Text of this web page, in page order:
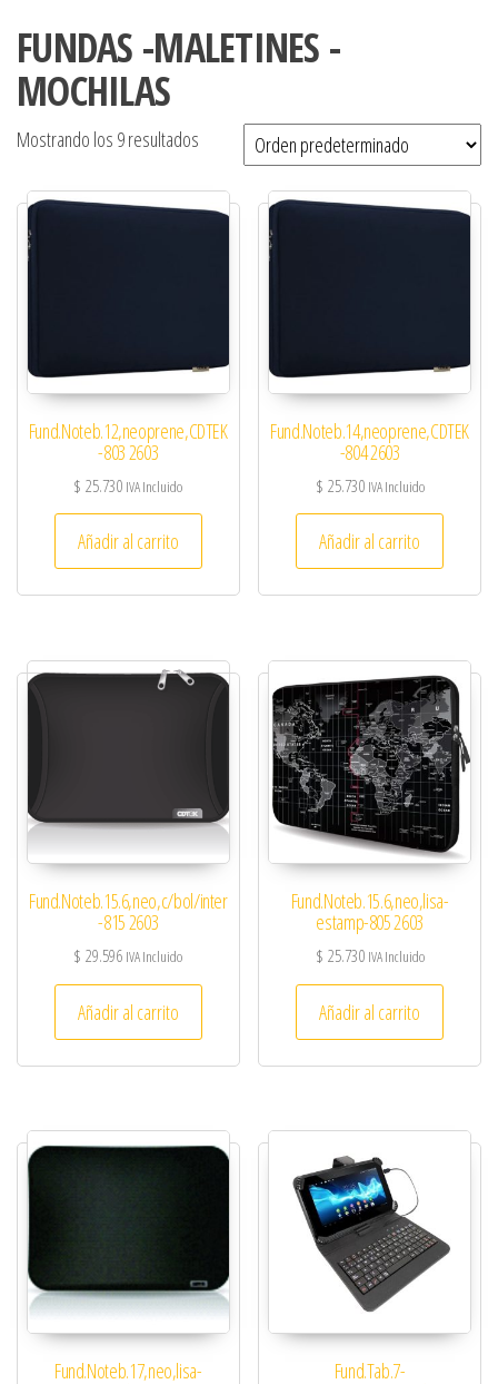
FUNDAS -MALETINES -
MOCHILAS
Mostrando los 9 resultados
Fund.Noteb.12,neoprene,CDTEK
-803 2603
$ 25.730 IVA Incluido
Añadir al carrito
Fund.Noteb.14,neoprene,CDTEK
-804 2603
$ 25.730 IVA Incluido
Añadir al carrito
Fund.Noteb.15.6,neo,c/bol/inter
-815 2603
$ 29.596 IVA Incluido
Añadir al carrito
Fund.Noteb.15.6,neo,lisa-
estamp-805 2603
$ 25.730 IVA Incluido
Añadir al carrito
Fund.Noteb.17,neo,lisa- Fund.Tab.7-